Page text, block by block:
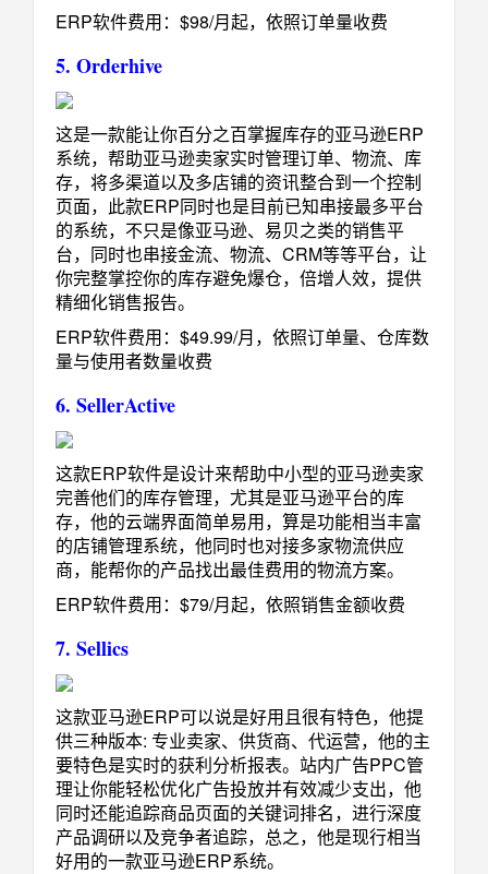
ERP软件费用：$98/月起，依照订单量收费
5. Orderhive
这是一款能让你百分之百掌握库存的亚马逊ERP
系统，帮助亚马逊卖家实时管理订单、物流、库
存，将多渠道以及多店铺的资讯整合到一个控制
页面，此款ERP同时也是目前已知串接最多平台
的系统，不只是像亚马逊、易贝之类的销售平
台，同时也串接金流、物流、CRM等等平台，让
你完整掌控你的库存避免爆仓，倍增人效，提供
精细化销售报告。
ERP软件费用：$49.99/月，依照订单量、仓库数
量与使用者数量收费
6. SellerActive
这款ERP软件是设计来帮助中小型的亚马逊卖家
完善他们的库存管理，尤其是亚马逊平台的库
存，他的云端界面简单易用，算是功能相当丰富
的店铺管理系统，他同时也对接多家物流供应
商，能帮你的产品找出最佳费用的物流方案。
ERP软件费用：$79/月起，依照销售金额收费
7. Sellics
这款亚马逊ERP可以说是好用且很有特色，他提
供三种版本: 专业卖家、供货商、代运营，他的主
要特色是实时的获利分析报表。站内广告PPC管
理让你能轻松优化广告投放并有效减少支出，他
同时还能追踪商品页面的关键词排名，进行深度
产品调研以及竞争者追踪，总之，他是现行相当
好用的一款亚马逊ERP系统。